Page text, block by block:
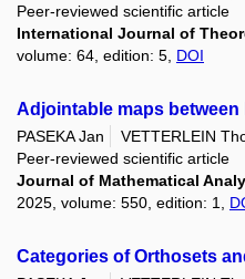
Peer-reviewed scientific article
International Journal of
volume: 64, edition: 5, DOI
Adjointable maps
PASEKA Jan
VETTERLEIN
Peer-reviewed scientific article
Journal of Mathematical
2025, volume: 550, edition: 1,
Categories of Orthosets